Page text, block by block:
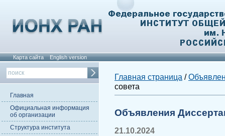
Карта сайта English version
Главная
Официальная информация
об организации
Структура института
Главная страница /
совета
Объявления
21.10.2024